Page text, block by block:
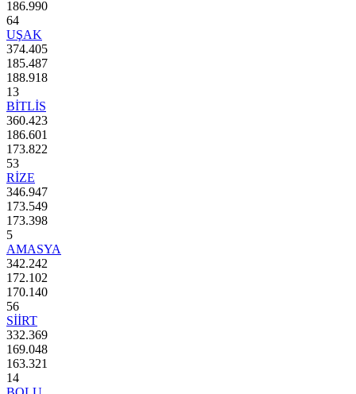
186.990
64
UŞAK
374.405
185.487
188.918
13
BİTLİS
360.423
186.601
173.822
53
RİZE
346.947
173.549
173.398
5
AMASYA
342.242
172.102
170.140
56
SİİRT
332.369
169.048
163.321
14